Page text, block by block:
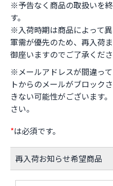
※予告なく商品の取扱いを
す。
※入荷時期は商品によって
軍需が優先のため、再入荷
御座いますのでご了承くださ
※メールアドレスが間違っ
トからのメールがブロック
きない可能性がございます
さい。
*は必須です。
再入荷お知らせ希望商品